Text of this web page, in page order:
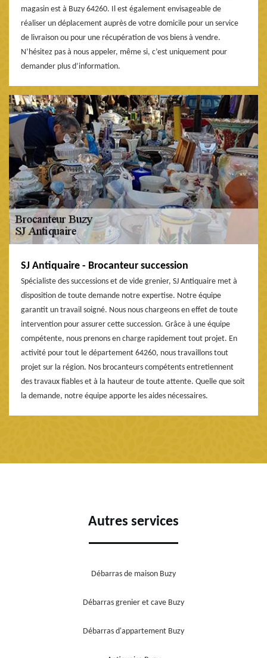
magasin est à Buzy 64260. Il est également envisageable de
réaliser un déplacement auprès de votre domicile pour un service
de livraison ou pour une récupération de vos biens à vendre.
N’hésitez pas à nous appeler, même si, c’est uniquement pour
demander plus d’information.
SJ Antiquaire - Brocanteur succession
Spécialiste des successions et de vide grenier, SJ Antiquaire met à
disposition de toute demande notre expertise. Notre équipe
garantit un travail soigné. Nous nous chargeons en effet de toute
intervention pour assurer cette succession. Grâce à une équipe
compétente, nous prenons en charge rapidement tout projet. En
activité pour tout le département 64260, nous travaillons tout
projet sur la région. Nos brocanteurs compétents entretiennent
des travaux fiables et à la hauteur de toute attente. Quelle que soit
la demande, notre équipe apporte les aides nécessaires.
Autres services
Débarras de maison Buzy
Débarras grenier et cave Buzy
Débarras d'appartement Buzy